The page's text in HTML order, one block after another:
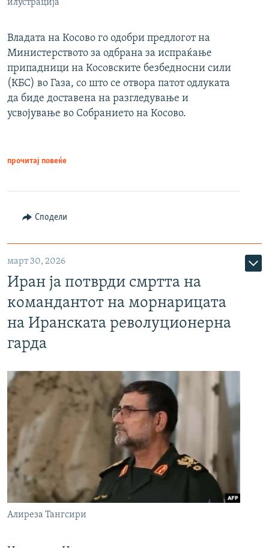
илустрација
Владата на Косово го одобри предлогот на
Министерството за одбрана за испраќање
припадници на Косовските безбедносни сили
(КБС) во Газа, со што се отвора патот одлуката
да биде доставена на разгледување и
усвојување во Собранието на Косово.
прочитај повеќе
Сподели
март 30, 2026
Иран ја потврди смртта на
командантот на морнарицата
на Иранската револуционерна
гарда
Алиреза Тангсири